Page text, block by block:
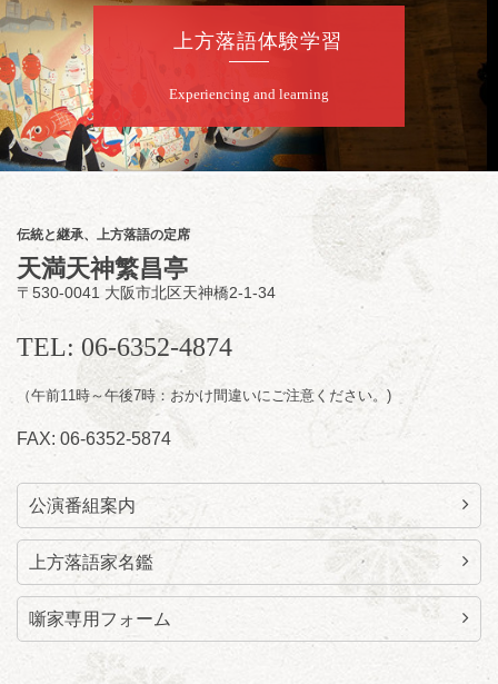
★菟道亭配信あり
夜
小痴楽・三語のさるごりら落語会 2026
開演：午後6時（5時30分開場）全席指定
前売3,500円 当日4,000円
お問合せ：FANYチケット 0570-550-
100(10:00～19:00受付)
上方落語体験学習
Experiencing and learning
伝統と継承、上方落語の定席
天満天神繁昌亭
〒530-0041 大阪市北区天神橋2-1-34
TEL: 06-6352-4874
（午前11時～午後7時：おかけ間違いにご注意ください。)
FAX: 06-6352-5874
公演番組案内
上方落語家名鑑
噺家専用フォーム